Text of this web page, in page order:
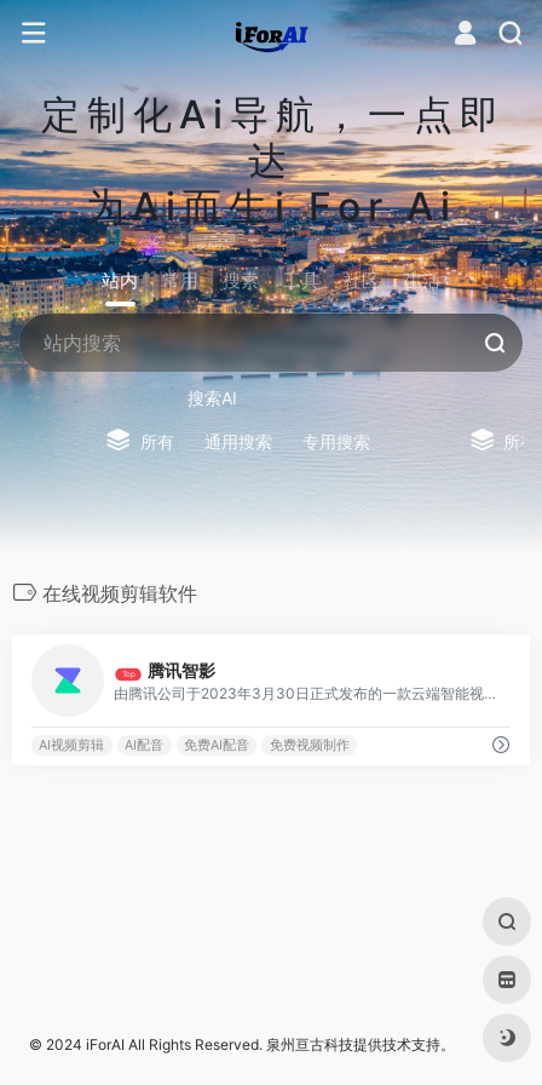
定制化Ai导航，一点即
达
为Ai而生i For Ai
站内 常用 搜索 工具 社区 生活
搜索AI
所有 通用搜索 专用搜索 所有
在线视频剪辑软件
Top 腾讯智影
由腾讯公司于2023年3月30日正式发布的一款云端智能视频创作工具，集素材搜集、视频剪辑、渲染导出和发布于一体的免费在线剪辑平台
AI视频剪辑 AI配音 免费AI配音 免费视频制作
© 2024 iForAI All Rights Reserved. 泉州亘古科技提供技术支持。